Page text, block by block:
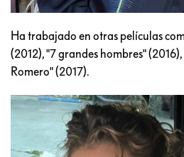
Ha trabajado en otras películas
(2012), "7 grandes hombres"
Romero" (2017).